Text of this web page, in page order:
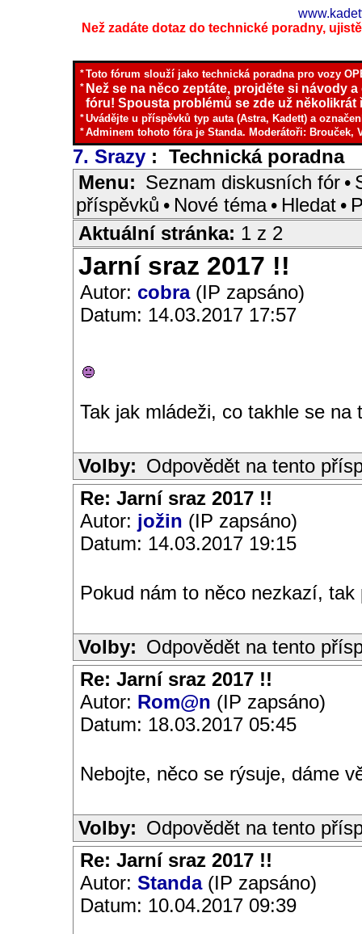
Než zadáte dotaz do technické poradny,
*Toto fórum slouží jako technická poradna pro vozy
* Než se na něco zeptáte, projděte si návody
fóru! Spousta problémů se zde už několikrát
*Uvádějte u příspěvků typ auta (Astra, Kadett) a
*Adminem tohoto fóra je Standa. Moderátoři: Brouček,
7. Srazy : Technická poradna
Menu: Seznam diskusních fór •
příspěvků • Nové téma • Hledat •
Aktuální stránka: 1 z 2
Jarní sraz 2017 !!
Autor: cobra(IP zapsáno)
Datum: 14.03.2017 17:57
Tak jak mládeži, co takhle se
Volby: Odpovědět na tento
Re: Jarní sraz 2017 !!
Autor: jožin (IP zapsáno)
Datum: 14.03.2017 19:15
Pokud nám to něco nezkazí, tak
Volby: Odpovědět na tento
Re: Jarní sraz 2017 !!
Autor: Rom@n (IP zapsáno)
Datum: 18.03.2017 05:45
Nebojte, něco se rýsuje, dáme
Volby: Odpovědět na tento
Re: Jarní sraz 2017 !!
Autor: Standa(IP zapsáno)
Datum: 10.04.2017 09:39